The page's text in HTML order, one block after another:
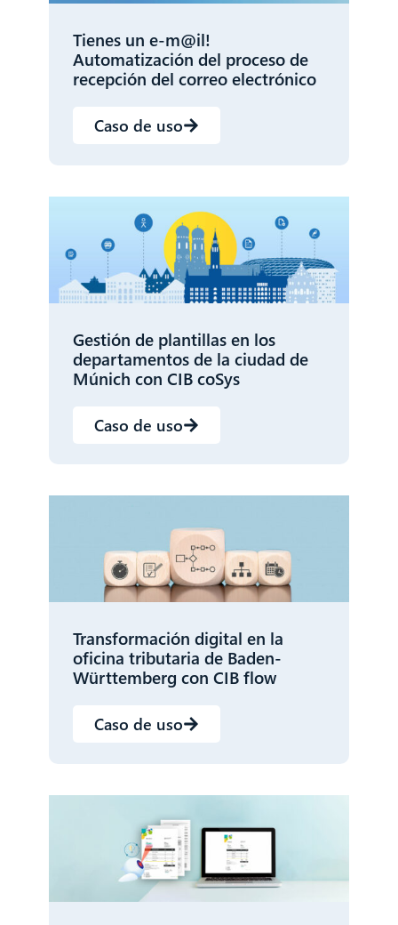
Tienes un e-m@il!
Automatización del proceso de
recepción del correo electrónico
Caso de uso
Gestión de plantillas en los
departamentos de la ciudad de
Múnich con CIB coSys
Caso de uso
Transformación digital en la
oficina tributaria de Baden-
Württemberg con CIB flow
Caso de uso